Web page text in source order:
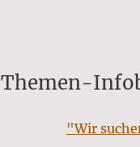
Themen-
"Wir